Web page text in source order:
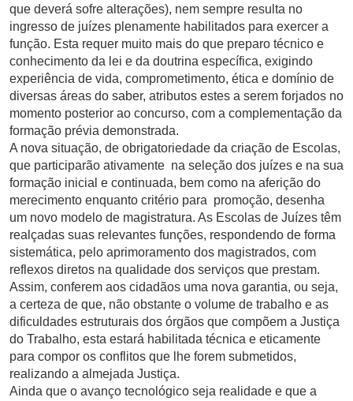
que deverá sofre alterações), nem sempre resulta no
ingresso de juízes plenamente habilitados para exercer a
função. Esta requer muito mais do que preparo técnico e
conhecimento da lei e da doutrina específica, exigindo
experiência de vida, comprometimento, ética e domínio de
diversas áreas do saber, atributos estes a serem forjados no
momento posterior ao concurso, com a complementação da
formação prévia demonstrada.
A nova situação, de obrigatoriedade da criação de Escolas,
que participarão ativamente na seleção dos juízes e na sua
formação inicial e continuada, bem como na aferição do
merecimento enquanto critério para promoção, desenha
um novo modelo de magistratura. As Escolas de Juízes têm
realçadas suas relevantes funções, respondendo de forma
sistemática, pelo aprimoramento dos magistrados, com
reflexos diretos na qualidade dos serviços que prestam.
Assim, conferem aos cidadãos uma nova garantia, ou seja,
a certeza de que, não obstante o volume de trabalho e as
dificuldades estruturais dos órgãos que compõem a Justiça
do Trabalho, esta estará habilitada técnica e eticamente
para compor os conflitos que lhe forem submetidos,
realizando a almejada Justiça.
Ainda que o avanço tecnológico seja realidade e que a